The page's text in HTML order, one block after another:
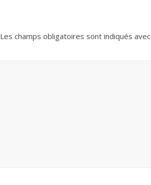
Les champs obligatoires sont indiqués avec